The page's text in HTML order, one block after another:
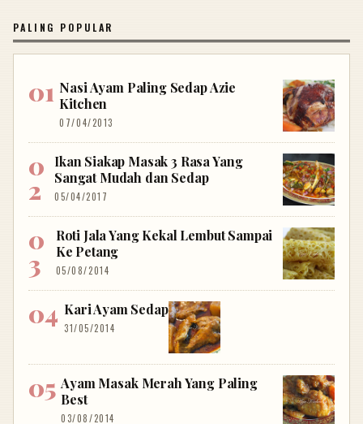
PALING POPULAR
Nasi Ayam Paling Sedap Azie
Kitchen
07/04/2013
Ikan Siakap Masak 3 Rasa Yang
Sangat Mudah dan Sedap
05/04/2017
Roti Jala Yang Kekal Lembut Sampai
Ke Petang
05/08/2014
Kari Ayam Sedap
31/05/2014
Ayam Masak Merah Yang Paling
Best
03/08/2014